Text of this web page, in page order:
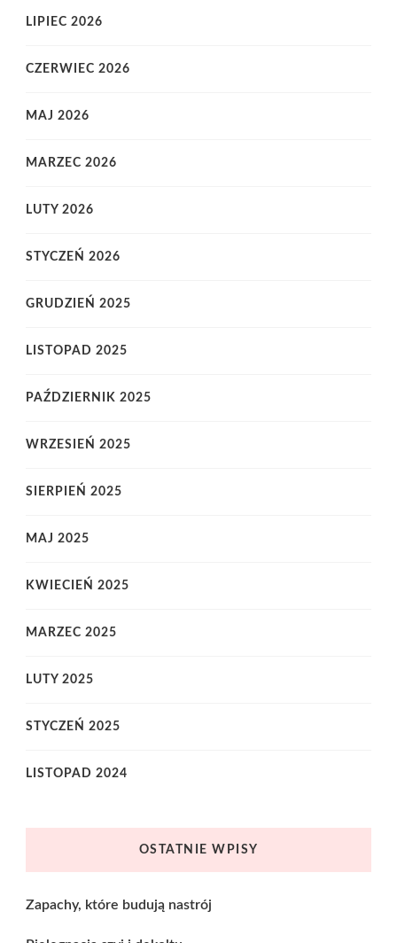
LIPIEC 2026
CZERWIEC 2026
MAJ 2026
MARZEC 2026
LUTY 2026
STYCZEŃ 2026
GRUDZIEŃ 2025
LISTOPAD 2025
PAŹDZIERNIK 2025
WRZESIEŃ 2025
SIERPIEŃ 2025
MAJ 2025
KWIECIEŃ 2025
MARZEC 2025
LUTY 2025
STYCZEŃ 2025
LISTOPAD 2024
OSTATNIE WPISY
Zapachy, które budują nastrój